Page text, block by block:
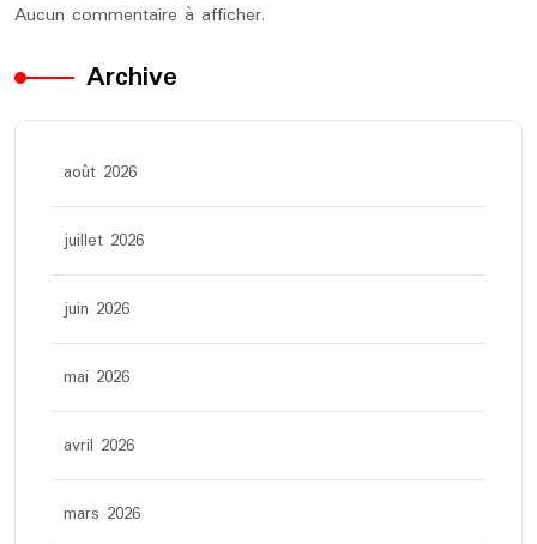
Aucun commentaire à afficher.
Archive
août 2026
juillet 2026
juin 2026
mai 2026
avril 2026
mars 2026